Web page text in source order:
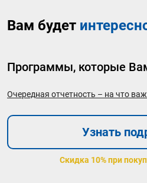
Вам будет
Программы, которые
Очередная отчетность – на что
Узнать
Скидка 10% при